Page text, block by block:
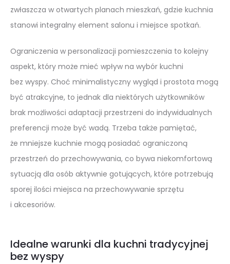
zwłaszcza w otwartych planach mieszkań, gdzie kuchnia
stanowi integralny element salonu i miejsce spotkań.
Ograniczenia w personalizacji pomieszczenia to kolejny
aspekt, który może mieć wpływ na wybór kuchni
bez wyspy. Choć minimalistyczny wygląd i prostota mogą
być atrakcyjne, to jednak dla niektórych użytkowników
brak możliwości adaptacji przestrzeni do indywidualnych
preferencji może być wadą. Trzeba także pamiętać,
że mniejsze kuchnie mogą posiadać ograniczoną
przestrzeń do przechowywania, co bywa niekomfortową
sytuacją dla osób aktywnie gotujących, które potrzebują
sporej ilości miejsca na przechowywanie sprzętu
i akcesoriów.
Idealne warunki dla kuchni tradycyjnej
bez wyspy